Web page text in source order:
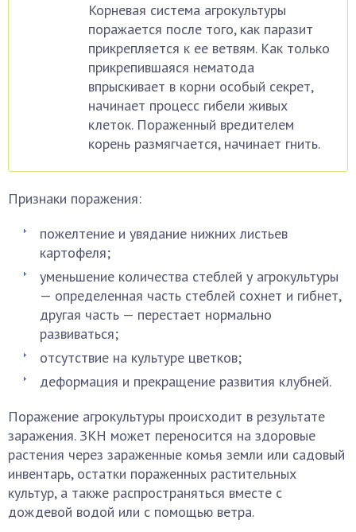
Корневая система агрокультуры
поражается после того, как паразит
прикрепляется к ее ветвям. Как только
прикрепившаяся нематода
впрыскивает в корни особый секрет,
начинает процесс гибели живых
клеток. Пораженный вредителем
корень размягчается, начинает гнить.
Признаки поражения:
пожелтение и увядание нижних листьев
картофеля;
уменьшение количества стеблей у агрокультуры
— определенная часть стеблей сохнет и гибнет,
другая часть — перестает нормально
развиваться;
отсутствие на культуре цветков;
деформация и прекращение развития клубней.
Поражение агрокультуры происходит в результате
заражения. ЗКН может переносится на здоровые
растения через зараженные комья земли или садовый
инвентарь, остатки пораженных растительных
культур, а также распространяться вместе с
дождевой водой или с помощью ветра.